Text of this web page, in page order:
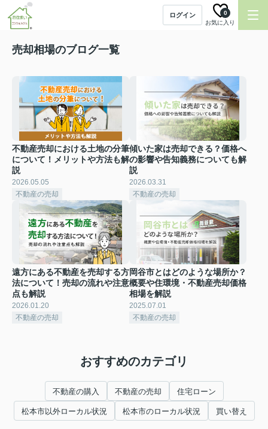
ログイン
お気に入り
0
売却相場のブログ一覧
不動産売却における土地の分筆
について！メリットや方法も解
説
2026.05.05
不動産の売却
傾いた家は売却できる？価格へ
の影響や告知義務についても解
説
2026.03.31
不動産の売却
遠方にある不動産を売却する方
法について！売却の流れや注意
点も解説
2026.01.20
不動産の売却
岡谷市とはどのような場所か？
概要や住環境・不動産売却価格
相場を解説
2025.07.01
不動産の売却
おすすめのカテゴリ
不動産の購入 不動産の売却 住宅ローン
松本市以外ローカル状況 松本市のローカル状況 買い替え